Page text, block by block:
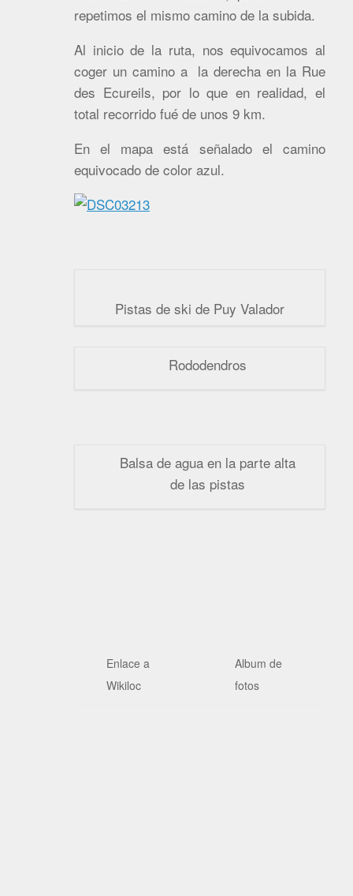
repetimos el mismo camino de la subida.
Al inicio de la ruta, nos equivocamos al
coger un camino a la derecha en la Rue
des Ecureils, por lo que en realidad, el
total recorrido fué de unos 9 km.
En el mapa está señalado el camino
equivocado de color azul.
Pistas de ski de Puy Valador
Rododendros
Balsa de agua en la parte alta
de las pistas
Enlace a
Wikiloc
Album de
fotos